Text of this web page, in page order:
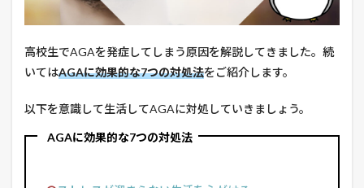
高校生でAGAを発症してしまう原因を解説してきました。続
いてはAGAに効果的な7つの対処法をご紹介します。
以下を意識して生活してAGAに対処していきましょう。
AGAに効果的な7つの対処法